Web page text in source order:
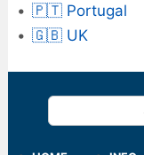
🇵🇹 Portugal
🇬🇧 UK
Buscar